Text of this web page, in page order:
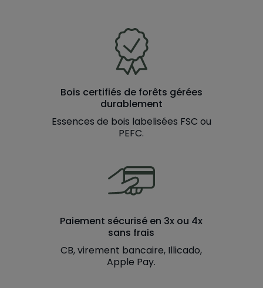
Bois certifiés de forêts gérées
durablement
Essences de bois labelisées FSC ou
PEFC.
Paiement sécurisé en 3x ou 4x
sans frais
CB, virement bancaire, Illicado,
Apple Pay.